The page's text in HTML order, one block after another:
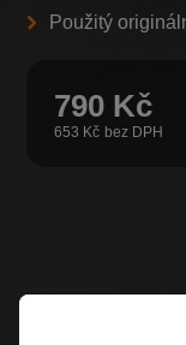
Použitý
790 Kč
653 Kč